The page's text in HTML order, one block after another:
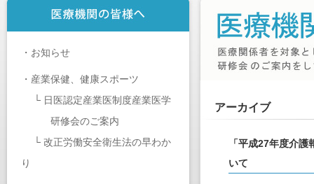
・ お知らせ
・ 産業保健、健康スポーツ
└ 日医認定産業医制度産業医学
研修会のご案内
└ 改正労働安全衛生法の早わか
り
アーカイブ
「平成27年度介
いて